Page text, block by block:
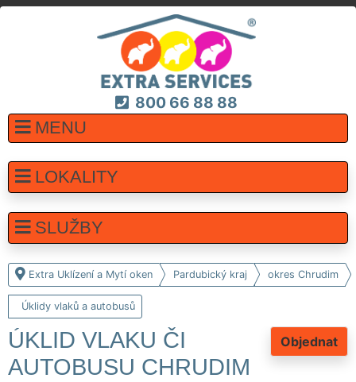
800 66 88 88
MENU
Extra Uklízení a Mytí oken Pardubický kraj okres Chrudim
Úklidy vlaků a autobusů
Objednat
ÚKLID VLAKU ČI
AUTOBUSU CHRUDIM
LOKALITY
SLUŽBY